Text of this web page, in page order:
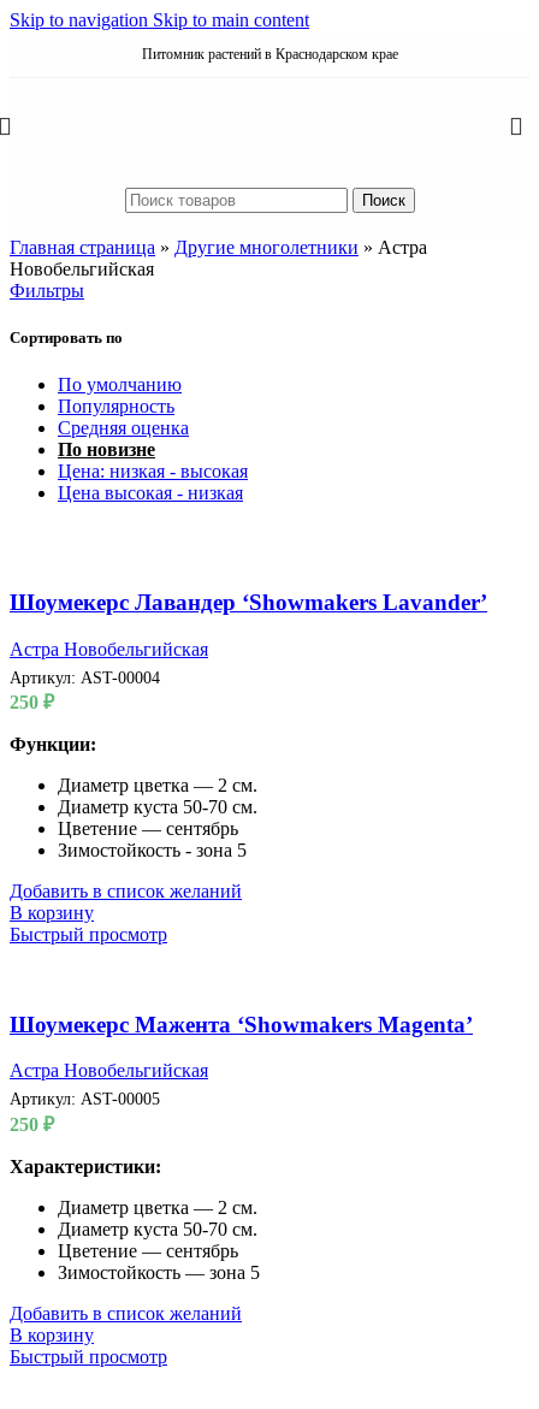
Skip to navigation Skip to main content
Питомник растений в Краснодарском крае
Поиск
Главная страница » Другие многолетники » Астра
Новобельгийская
Фильтры
Сортировать по
По умолчанию
Популярность
Средняя оценка
По новизне
Цена: низкая - высокая
Цена высокая - низкая
Шоумекерс Лавандер ‘Showmakers Lavander’
Астра Новобельгийская
Артикул: AST-00004
250 ₽
Функции:
Диаметр цветка — 2 см.
Диаметр куста 50-70 см.
Цветение — сентябрь
Зимостойкость - зона 5
Добавить в список желаний
В корзину
Быстрый просмотр
Шоумекерс Мажента ‘Showmakers Magenta’
Астра Новобельгийская
Артикул: AST-00005
250 ₽
Характеристики:
Диаметр цветка — 2 см.
Диаметр куста 50-70 см.
Цветение — сентябрь
Зимостойкость — зона 5
Добавить в список желаний
В корзину
Быстрый просмотр